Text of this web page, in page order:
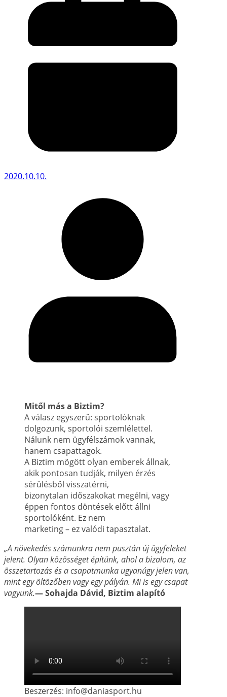
2020.10.10.
Mitől más a Biztim?
A válasz egyszerű: sportolóknak
dolgozunk, sportolói szemlélettel.
Nálunk nem ügyfélszámok vannak,
hanem csapattagok.
A Biztim mögött olyan emberek állnak,
akik pontosan tudják, milyen érzés
sérülésből visszatérni,
bizonytalan időszakokat megélni, vagy
éppen fontos döntések előtt állni
sportolóként. Ez nem
marketing – ez valódi tapasztalat.
„A növekedés számunkra nem pusztán új ügyfeleket
jelent. Olyan közösséget építünk, ahol abizalom, az
összetartozás és a csapatmunka ugyanúgy jelen van,
mint egy öltözőben vagyegy pályán. Mi is egy csapat
vagyunk.— Sohajda Dávid, Biztim alapító
Beszerzés: info@daniasport.hu